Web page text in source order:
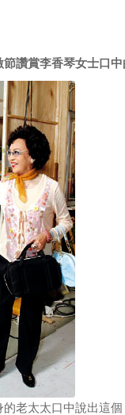
節讚賞李香琴女士口
的老太太口中說出這